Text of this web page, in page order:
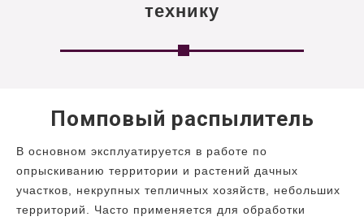
технику
Помповый распылитель
В основном эксплуатируется в работе по
опрыскиванию территории и растений дачных
участков, некрупных тепличных хозяйств, небольших
территорий. Часто применяется для обработки